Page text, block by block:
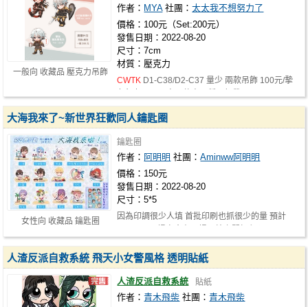
一般向 收藏品 壓克力吊飾
作者： MYA 社團：太太我不想努力了
價格：100元（Set:200元）
發售日期：2022-08-20
尺寸：7cm
材質：壓克力
CWTK D1-C38/D2-C37 量少 兩款吊飾 100元/摯
女性向 收藏品 鑰匙圈
大海我來了~新世界狂歡同人鑰匙圈
鑰匙圈
作者： 阿明明 社團：Aminww阿明明
價格：150元
發售日期：2022-08-20
尺寸：5*5
因為印調很少人填 首批印刷也抓很少的量 預計
人渣反派自救系統 飛天小女警風格 透明貼紙
人渣反派自救系統 貼紙
作者：青木飛柴 社團：青木飛柴